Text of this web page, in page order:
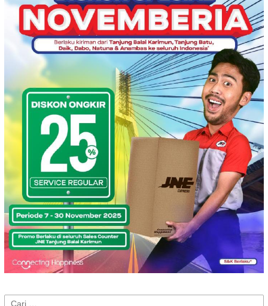
Cari